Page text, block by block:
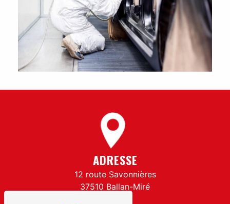
ADRESSE
12 route Savonnières
37510 Ballan-Miré